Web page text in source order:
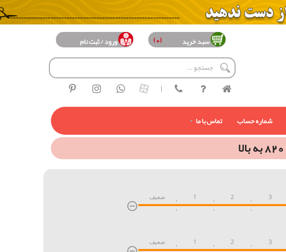
سبد خرید (0) ورود / ثبت نام
|
شماره حساب تماس با ما
ضعیف 1 2 3
ضعیف 1 2 3